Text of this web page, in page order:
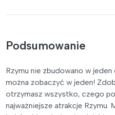
Podsumowanie
Rzymu nie zbudowano w
można zobaczyć w jeden!
otrzymasz wszystko, czego
najważniejsze atrakcje Rzymu.